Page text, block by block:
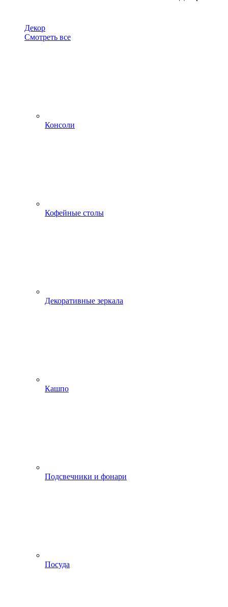
Декор
Смотреть все
Консоли
Кофейные столы
Декоративные зеркала
Кашпо
Подсвечники и фонари
Посуда